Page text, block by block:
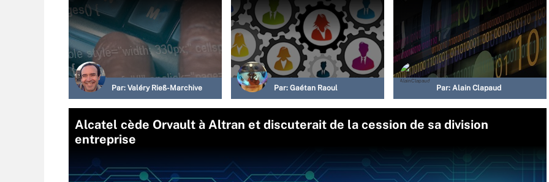
Par: Valéry Rieß-Marchive Par: Gaétan Raoul Par: Alain Clapaud
Alcatel cède Orvault à Altran et discuterait de la cession de sa division
entreprise